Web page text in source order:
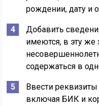
рождении, дату и
Добавить
имеются, в эту же
содержаться в
Ввести
включая БИК и